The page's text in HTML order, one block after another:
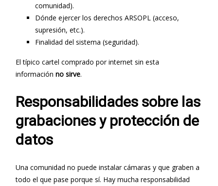
comunidad).
Dónde ejercer los derechos ARSOPL (acceso,
supresión, etc.).
Finalidad del sistema (seguridad).
El típico cartel comprado por internet sin esta
información no sirve.
Responsabilidades sobre las
grabaciones y protección de
datos
Una comunidad no puede instalar cámaras y que graben a
todo el que pase porque sí. Hay mucha responsabilidad